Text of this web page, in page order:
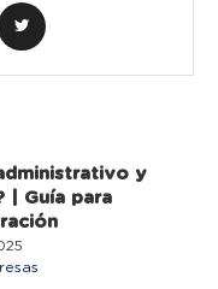
y
| Guía para